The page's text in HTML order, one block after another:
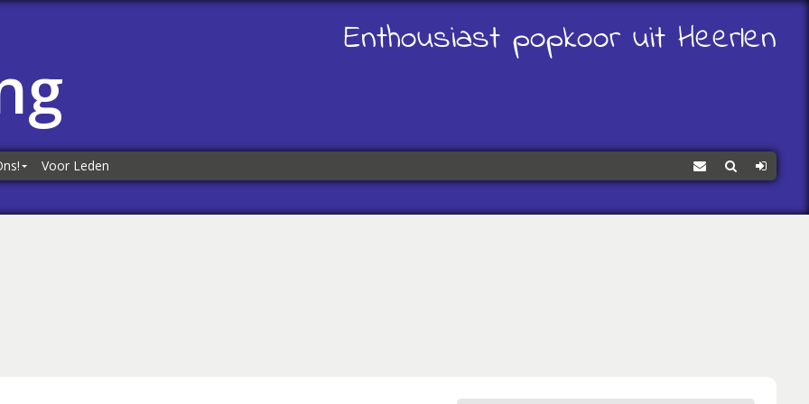
Enthousiast popkoor uit Heerlen
Voor Leden ContactZoeken